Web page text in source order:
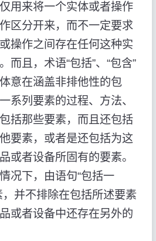
用来将一个实体或者操作
区分开来，而不一定要求
操作之间存在任何这种实
而且，术语“包括”、“包含”
意在涵盖非排他性的包
系列要素的过程、方法、
括那些要素，而且还包括
要素，或者是还包括为这
或者设备所固有的要素。
况下，由语句“包括一
并不排除在包括所述要素
或者设备中还存在另外的